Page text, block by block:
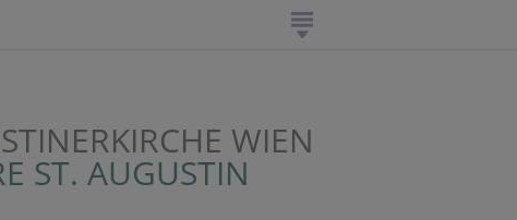
WIEN
ST. AUGUSTIN